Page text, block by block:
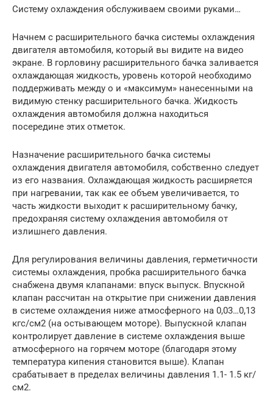
Систему охлаждения обслуживаем своими руками…
Начнем с расширительного бачка системы охлаждения
двигателя автомобиля, который вы видите на видео
экране. В горловину расширительного бачка заливается
охлаждающая жидкость, уровень которой необходимо
поддерживать между о и «максимум» нанесенными на
видимую стенку расширительного бачка. Жидкость
охлаждения автомобиля должна находиться
посередине этих отметок.
Назначение расширительного бачка системы
охлаждения двигателя автомобиля, собственно следует
из его названия. Охлаждающая жидкость расширяется
при нагревании, так как ее объем увеличивается, то
часть жидкости выходит к расширительному бачку,
предохраняя систему охлаждения автомобиля от
излишнего давления.
Для регулирования величины давления, герметичности
системы охлаждения, пробка расширительного бачка
снабжена двумя клапанами: впуск выпуск. Впускной
клапан рассчитан на открытие при снижении давления
в системе охлаждения ниже атмосферного на 0,03…0,13
кгс/см2 (на остывающем моторе). Выпускной клапан
контролирует давление в системе охлаждения выше
атмосферного на горячем моторе (благодаря этому
температура кипения становится выше). Клапан
срабатывает в пределах величины давления 1.1- 1.5 кг/
см2.